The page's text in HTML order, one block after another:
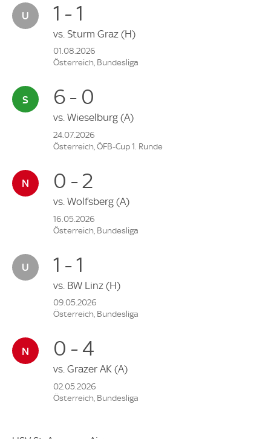
1 - 1
vs. Sturm Graz (H)
01.08.2026
Österreich, Bundesliga
6 - 0
vs. Wieselburg (A)
24.07.2026
Österreich, ÖFB-Cup 1. Runde
0 - 2
vs. Wolfsberg (A)
16.05.2026
Österreich, Bundesliga
1 - 1
vs. BW Linz (H)
09.05.2026
Österreich, Bundesliga
0 - 4
vs. Grazer AK (A)
02.05.2026
Österreich, Bundesliga